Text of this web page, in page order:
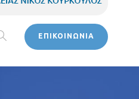
ΕΠΙΚΟΙΝΩΝΙΑ